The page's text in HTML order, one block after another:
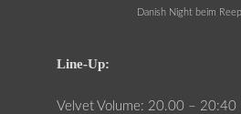
Danish Night beim
Line-Up:
Velvet Volume: 20.00 – 20:40